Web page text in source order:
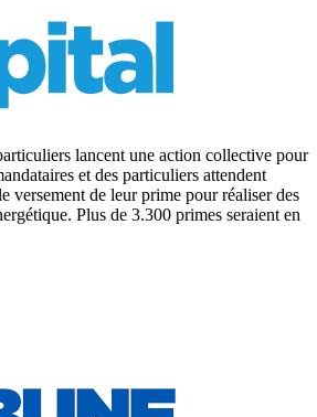
lancent une action collective pour
et des particuliers attendent
versement de leur prime pour réaliser des
Plus de 3.300 primes seraient en